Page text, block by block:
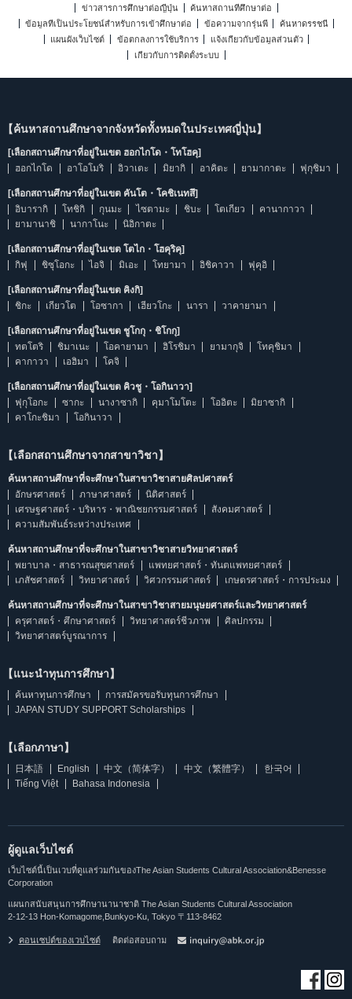
ข่าวสารการศึกษาต่อญี่ปุ่น
ค้นหาสถานที่ศึกษาต่อ
ข้อมูลที่เป็นประโยชน์สำหรับการเข้าศึกษาต่อ
ข้อความจากรุ่นพี่
ค้นหาดรรชนี
แผนผังเว็บไซต์
ข้อตกลงการใช้บริการ
แจ้งเกี่ยวกับข้อมูลส่วนตัว
เกี่ยวกับการติดตั้งระบบ
【ค้นหาสถานศึกษาจากจังหวัดทั้งหมดในประเทศญี่ปุ่น】
[เลือกสถานศึกษาที่อยู่ในเขต ฮอกไกโด・โทโฮคุ]
ฮอกไกโด
อาโอโมริ อิวาเตะ มิยากิ อาคิตะ ยามากาตะ ฟุกุชิมา
[เลือกสถานศึกษาที่อยู่ในเขต คันโต・โคชิเนทสึ]
อิบารากิ
โทชิกิ กุนมะ ไซตามะ ชิบะ โตเกียว
คานากาวา
ยามานาชิ
นากาโนะ นิอิกาตะ
[เลือกสถานศึกษาที่อยู่ในเขต โตไก・โฮคุริคุ]
กิฟุ
ชิซุโอกะ ไอจิ มิเอะ โทยามา อิชิคาวา ฟุคุอิ
[เลือกสถานศึกษาที่อยู่ในเขต คิงกิ]
ชิกะ
เกียวโต โอซากา เฮียวโกะ นารา วาคายามา
[เลือกสถานศึกษาที่อยู่ในเขต ชูโกกุ・ชิโกกุ]
ทตโตริ
ชิมาเนะ โอคายามา ฮิโรชิมา ยามากุจิ
โทคุชิมา
คากาวา
เอฮิมา โคจิ
[เลือกสถานศึกษาที่อยู่ในเขต คิวชู・โอกินาวา]
ฟุกุโอกะ
ซากะ นางาซากิ คุมาโมโตะ โออิตะ
มิยาซากิ
คาโกะชิมา
โอกินาวา
【เลือกสถานศึกษาจากสาขาวิชา】
ค้นหาสถานศึกษาที่จะศึกษาในสาขาวิชาสายศิลปศาสตร์
อักษรศาสตร์
ภาษาศาสตร์
นิติศาสตร์
เศรษฐศาสตร์・บริหาร・พาณิชยกรรมศาสตร์
สังคมศาสตร์
ความสัมพันธ์ระหว่างประเทศ
ค้นหาสถานศึกษาที่จะศึกษาในสาขาวิชาสายวิทยาศาสตร์
พยาบาล・สาธารณสุขศาสตร์
แพทยศาสตร์・ทันตแพทยศาสตร์
เภสัชศาสตร์
วิทยาศาสตร์ วิศวกรรมศาสตร์ เกษตรศาสตร์・การประมง
ค้นหาสถานศึกษาที่จะศึกษาในสาขาวิชาสายมนุษยศาสตร์และวิทยาศาสตร์
ครุศาสตร์・ศึกษาศาสตร์
วิทยาศาสตร์ชีวภาพ
ศิลปกรรม
วิทยาศาสตร์บูรณาการ
【แนะนำทุนการศึกษา】
ค้นหาทุนการศึกษา
การสมัครขอรับทุนการศึกษา
JAPAN STUDY SUPPORT Scholarships
【เลือกภาษา】
日本語 English 中文（简体字） 中文（繁體字）
한국어
Tiếng Việt
Bahasa Indonesia
ผู้ดูแลเว็บไซต์
เว็บไซต์นี้เป็นเวบที่ดูแลร่วมกันของThe Asian Students Cultural Association&Benesse
Corporation
แผนกสนับสนุนการศึกษานานาชาติ The Asian Students Cultural Association
2-12-13 Hon-Komagome,Bunkyo-Ku, Tokyo 〒113-8462
คอนเซปต์ของเวบไซต์ ติดต่อสอบถาม